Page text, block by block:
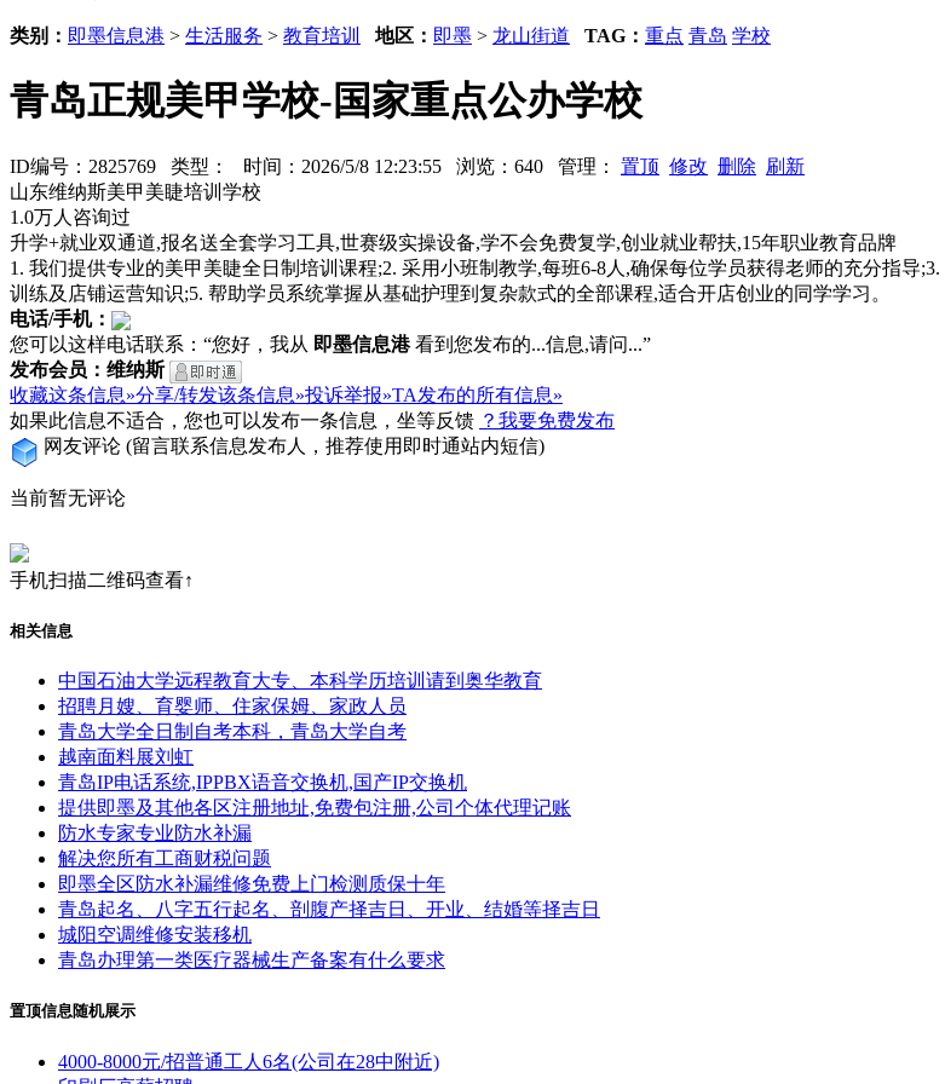
类别： 即墨信息港 > 生活服务 > 教育培训 地区： 即墨 > 龙山街道 TAG： 重点 青岛 学校
青岛正规美甲学校-国家重点公办学校
ID编号：2825769 类型： 时间：2026/5/8 12:23:55 浏览：640 管理： 置顶 修改 删除 刷新
山东维纳斯美甲美睫培训学校
1.0万人咨询过
升学+就业双通道,报名送全套学习工具,世赛级实操设备,学不会免费复学,创业就业帮扶,15年职业教育品牌
1. 我们提供专业的美甲美睫全日制培训课程;2. 采用小班制教学,每班6-8人,确保每位学员获得老师的充分指导
训练及店铺运营知识;5. 帮助学员系统掌握从基础护理到复杂款式的全部课程,适合开店创业的同学学习。
电话/手机：
您可以这样电话联系：“您好，我从 即墨信息港看到您发布的...信息,请问...”
发布会员：维纳斯
收藏这条信息»分享/转发该条信息»投诉举报»TA发布的所有信息»
如果此信息不适合，您也可以发布一条信息，坐等反馈 ？我要免费发布
网友评论 (留言联系信息发布人，推荐使用即时通站内短信)
当前暂无评论
手机扫描二维码查看↑
相关信息
中国石油大学远程教育大专、本科学历培训请到奥华教育
招聘月嫂、育婴师、住家保姆、家政人员
青岛大学全日制自考本科，青岛大学自考
越南面料展刘虹
青岛IP电话系统,IPPBX语音交换机,国产IP交换机
提供即墨及其他各区注册地址,免费包注册,公司个体代理记账
防水专家专业防水补漏
解决您所有工商财税问题
即墨全区防水补漏维修免费上门检测质保十年
青岛起名、八字五行起名、剖腹产择吉日、开业、结婚等择吉日
城阳空调维修安装移机
青岛办理第一类医疗器械生产备案有什么要求
置顶信息随机展示
4000-8000元/招普通工人6名(公司在28中附近)